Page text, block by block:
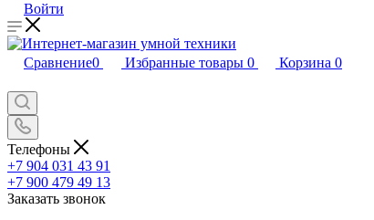
Войти
Сравнение0 Избранные товары 0 Корзина 0
Телефоны
+7 904 031 43 91
+7 900 479 49 13
Заказать звонок